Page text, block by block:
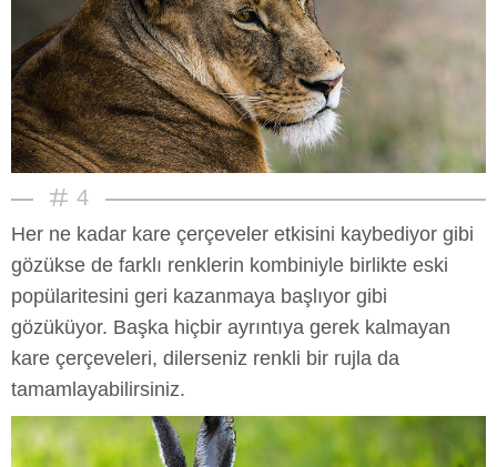
4
Her ne kadar kare çerçeveler etkisini kaybediyor gibi
gözükse de farklı renklerin kombiniyle birlikte eski
popülaritesini geri kazanmaya başlıyor gibi
gözüküyor. Başka hiçbir ayrıntıya gerek kalmayan
kare çerçeveleri, dilerseniz renkli bir rujla da
tamamlayabilirsiniz.